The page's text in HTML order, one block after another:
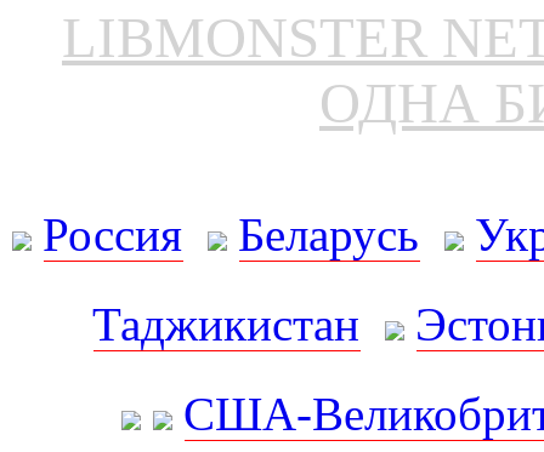
LIBMONSTER
ОДНА
Россия Беларусь
Таджикистан
США-